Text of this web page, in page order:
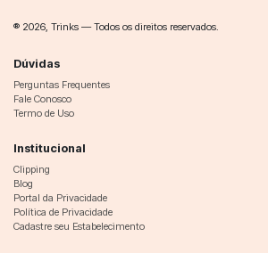
® 2026, Trinks — Todos os direitos reservados.
Dúvidas
Perguntas Frequentes
Fale Conosco
Termo de Uso
Institucional
Clipping
Blog
Portal da Privacidade
Política de Privacidade
Cadastre seu Estabelecimento